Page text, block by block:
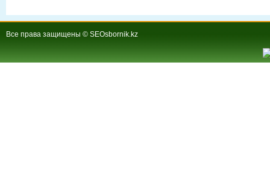
Все права защищены © SEOsbornik.kz